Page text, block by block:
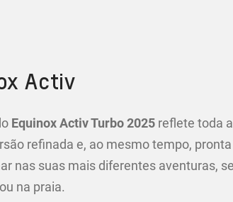
Activ
Equinox Activ Turbo 2025reflete toda
refinada e, ao mesmo tempo,
nas suas mais diferentes aventuras,
na praia.